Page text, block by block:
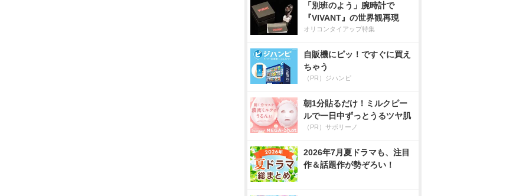
「別班のよう」腕時計で
『VIVANT』の世界観再現
オリコンタイアップ特集
自販機にピッ！ですぐに買え
ちゃう
（PR）ジハンピ
朝1分貼るだけ！ミルクピー
ルで一日中ずっとうるツヤ肌
（PR）サボリーノ
2026年7月夏ドラマも、注目
作＆話題作が勢ぞろい！